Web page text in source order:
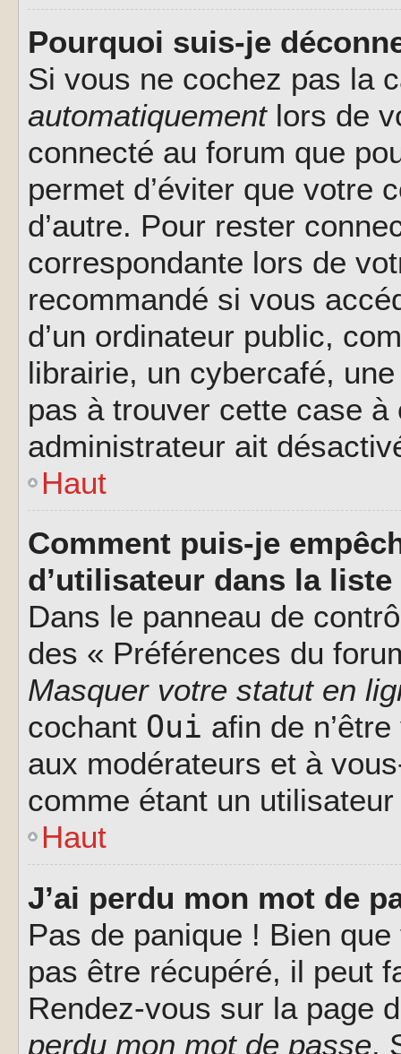
Pourquoi suis-je
Si vous ne cochez pas la
automatiquementlors de
connecté au forum que
permet d’éviter que votre
d’autre. Pour rester
correspondante lors de
recommandé si vous
d’un ordinateur public,
librairie, un cybercafé,
pas à trouver cette case à
administrateur ait
Haut
Comment puis-je
d’utilisateur dans la
Dans le panneau de
des « Préférences du
Masquer votre statut en
cochant Oui afin de
aux modérateurs et à
comme étant un
Haut
J’ai perdu mon mot de
Pas de panique ! Bien
pas être récupéré, il peut
Rendez-vous sur la page
perdu mon mot de passe.